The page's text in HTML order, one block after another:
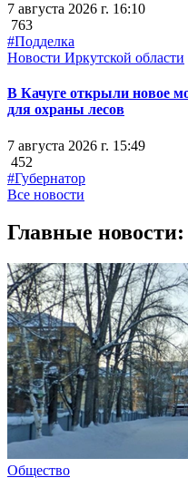
7 августа 2026 г. 16:10
763
#Подделка
Новости Иркутской области
В Качуге открыли новое
для охраны лесов
7 августа 2026 г. 15:49
452
#Губернатор
Все новости
Главные новости:
Общество